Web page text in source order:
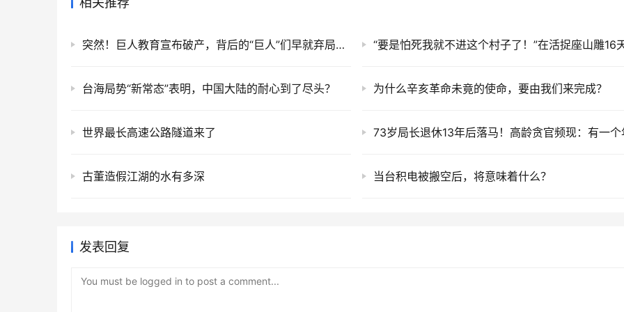
突然！巨人教育宣布破产，背后的“巨人”们早就弃局离场？
台海局势“新常态”表明，中国大陆的耐心到了尽头？ 为什么辛亥革命未竟的使命，要由我们来完成？
世界最长高速公路隧道来了
古董造假江湖的水有多深 当台积电被搬空后，将意味着什么？
发表回复
You must be logged in to post a comment...